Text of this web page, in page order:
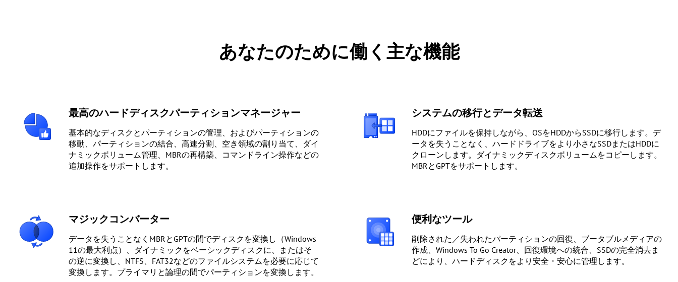
あなたのために働く主な機能
最高のハードディスクパーティションマネージャー
基本的なディスクとパーティションの管理、およびパーティションの
移動、パーティションの結合、高速分割、空き領域の割り当て、ダイ
ナミックボリューム管理、MBRの再構築、コマンドライン操作などの
追加操作をサポートします。
システムの移行とデータ転送
HDDにファイルを保持しながら、OSをHDDからSSDに移行します。デ
ータを失うことなく、ハードドライブをより小さなSSDまたはHDDに
クローンします。ダイナミックディスクボリュームをコピーします。
MBRとGPTをサポートします。
マジックコンバーター
データを失うことなくMBRとGPTの間でディスクを変換し（Windows
11の最大利点）、ダイナミックをベーシックディスクに、またはそ
の逆に変換し、NTFS、FAT32などのファイルシステムを必要に応じて
変換します。プライマリと論理の間でパーティションを変換します。
便利なツール
削除された／失われたパーティションの回復、ブータブルメディアの
作成、Windows To Go Creator、回復環境への統合、SSDの完全消去ま
どにより、ハードディスクをより安全・安心に管理します。